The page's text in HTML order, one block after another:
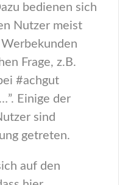
bedienen sich
Nutzer meist
Frage, z.B.
#achgut
Einige der
sind
getreten.
auf den